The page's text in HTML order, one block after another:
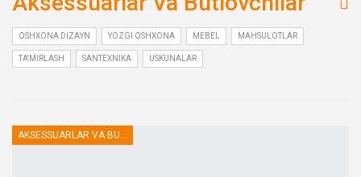
OSHXONA DIZAYN YOZGI OSHXONA MEBEL MAHSULOTLAR
TA'MIRLASH SANTEXNIKA USKUNALAR